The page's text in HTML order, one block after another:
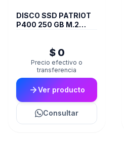
DISCO SSD PATRIOT
P400 250 GB M.2
$ 0
Precio efectivo o
transferencia
Ver producto
Consultar